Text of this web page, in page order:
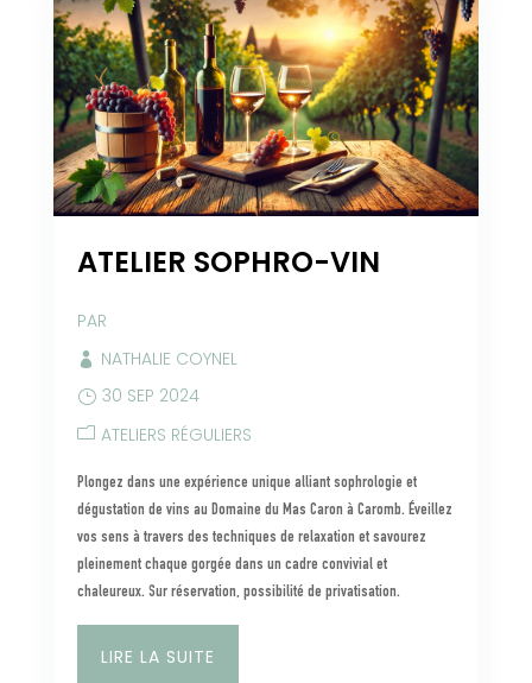
ATELIER SOPHRO-VIN
PAR
NATHALIE COYNEL
30 SEP 2024
ATELIERS RÉGULIERS
Plongez dans une expérience unique alliant sophrologie et
dégustation de vins au Domaine du Mas Caron à Caromb. Éveillez
vos sens à travers des techniques de relaxation et savourez
pleinement chaque gorgée dans un cadre convivial et
chaleureux. Sur réservation, possibilité de privatisation.
LIRE LA SUITE